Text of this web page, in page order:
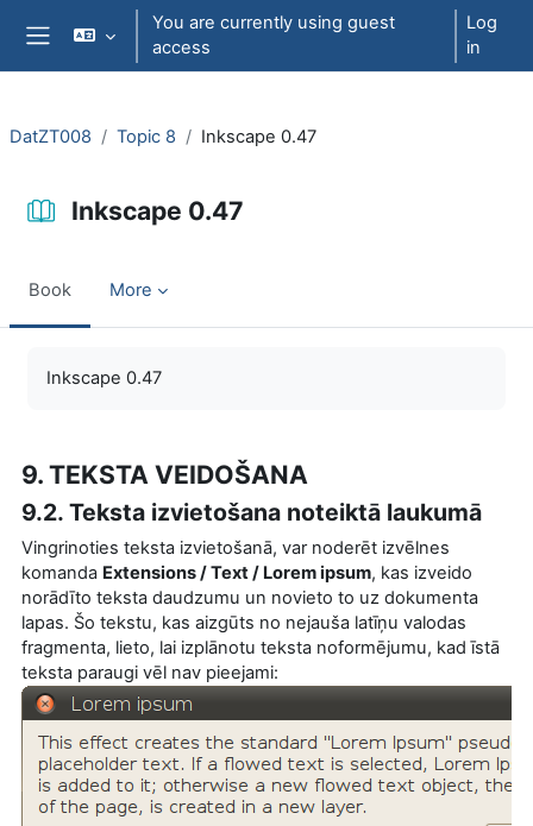
Skip to main content
You are currently using guest
access
Log
in
DatZT008 Topic 8 Inkscape 0.47
Inkscape 0.47
Book More
Inkscape 0.47
9. TEKSTA VEIDOŠANA
9.2. Teksta izvietošana noteiktā laukumā
Vingrinoties teksta izvietošanā, var noderēt izvēlnes
komanda Extensions / Text / Lorem ipsum, kas izveido
norādīto teksta daudzumu un novieto to uz dokumenta
lapas. Šo tekstu, kas aizgūts no nejauša latīņu valodas
fragmenta, lieto, lai izplānotu teksta noformējumu, kad īstā
teksta paraugi vēl nav pieejami: